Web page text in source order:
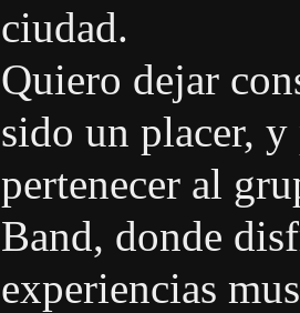
ciudad.
Quiero dejar
sido un placer, y
pertenecer al
Band, donde
experiencias